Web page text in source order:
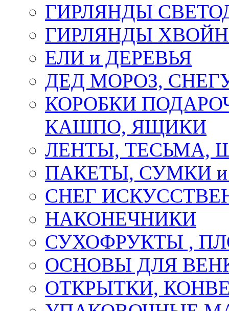
ГИРЛЯНДЫ
ГИРЛЯНДЫ
ЕЛИ и ДЕРЕВЬЯ
ДЕД МОРОЗ,
КОРОБКИ
КАШПО, ЯЩИКИ
ЛЕНТЫ, ТЕСЬМА,
ПАКЕТЫ, СУМКИ
СНЕГ
НАКОНЕЧНИКИ
СУХОФРУКТЫ ,
ОСНОВЫ ДЛЯ
ОТКРЫТКИ,